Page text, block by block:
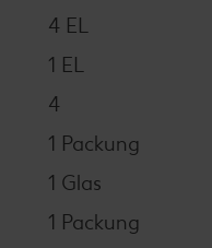
4 EL
1 EL
4
1 Packung
1 Glas
1 Packung